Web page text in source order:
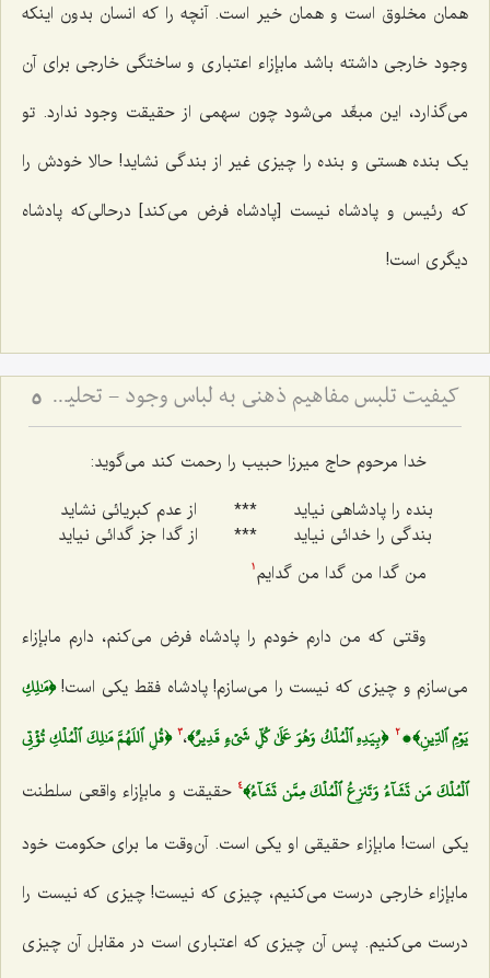
همان مخلوق است و همان خیر است. آنچه را که انسان بدون اینکه
وجود خارجی داشته باشد مابإزاء اعتباری و ساختگی خارجی برای آن
می‌گذارد، این مبعِّد می‌شود چون سهمی از حقیقت وجود ندارد. تو
یک بنده هستی و بنده را چیزی غیر از بندگی نشاید! حالا خودش را
که رئیس و پادشاه نیست [پادشاه فرض می‌کند] درحالی‌که پادشاه
دیگری است!
کیفیت تلبس مفاهیم ذهنی به لباس وجود - تحلیل نسبت میان مفاهیم اعتباری و حقیقت وجود در ذهن 5
خدا مرحوم حاج میرزا حبیب را رحمت کند می‌گوید:
بنده را پادشاهی نیاید
***
از عدم کبریائی نشاید
بندگی را خدائی نیاید
***
از گدا جز گدائی نیاید
من گدا من گدا من گدایم 1
وقتی که من دارم خودم را پادشاه فرض می‌کنم، دارم مابإزاء
می‌سازم و چیزی که نیست را می‌سازم! پادشاه فقط یکی است!﴿مَٰلِكِ
يَوۡمِ ٱلدِّينِ﴾،2 ﴿بِيَدِهِ ٱلۡمُلۡكُ وَهُوَ عَلَىٰ كُلِّ شَيۡءٖ قَدِيرٌ﴾،3
﴿قُلِ ٱللَهُمَّ مَٰلِكَ ٱلۡمُلۡكِ تُؤۡتِي
ٱلۡمُلۡكَ مَن تَشَآءُ وَتَنزِعُ ٱلۡمُلۡكَ مِمَّن تَشَآءُ﴾4 حقیقت و مابإزاء واقعی سلطنت
یکی است! مابإزاء حقیقی او یکی است. آن‌وقت ما برای حکومت خود
مابإزاء خارجی درست می‌کنیم، چیزی که نیست! چیزی که نیست را
درست می‌کنیم. پس آن چیزی که اعتباری است در مقابل آن چیزی